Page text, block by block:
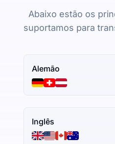
Abaixo estão os
suportamos para
Alemão
Inglês